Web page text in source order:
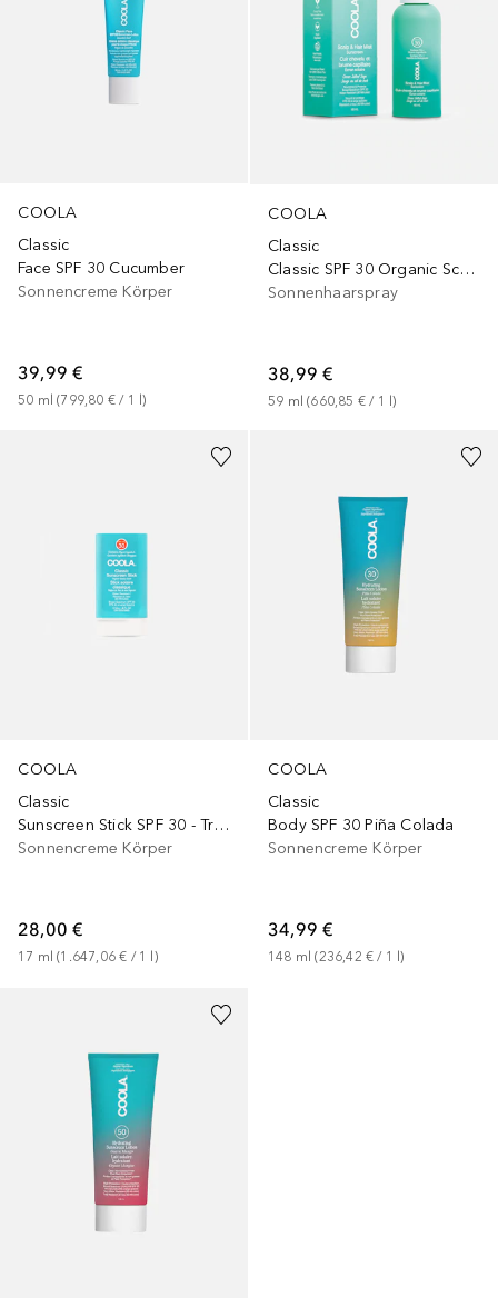
COOLA
Classic
Face SPF 30 Cucumber
Sonnencreme Körper
39,99 €
50 ml (799,80 € / 1 l)
COOLA
Classic
Classic SPF 30 Organic Scalp & Hair Mist
Sonnenhaarspray
38,99 €
59 ml (660,85 € / 1 l)
COOLA
Classic
Sunscreen Stick SPF 30 - Tropical Coconut
Sonnencreme Körper
28,00 €
17 ml (1.647,06 € / 1 l)
COOLA
Classic
Body SPF 30 Piña Colada
Sonnencreme Körper
34,99 €
148 ml (236,42 € / 1 l)